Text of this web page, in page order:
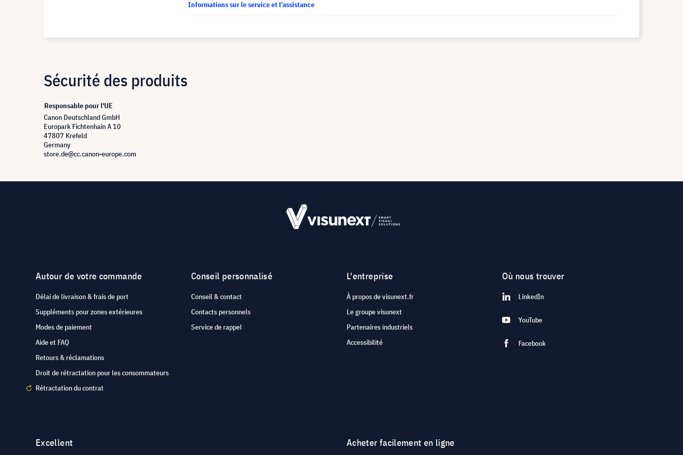
Informations sur le service et l'assistance
Sécurité des produits
Responsable pour l'UE
Canon Deutschland GmbH
Europark Fichtenhain A 10
47807 Krefeld
Germany
store.de@cc.canon-europe.com
Autour de votre commande
Délai de livraison & frais de port
Suppléments pour zones extérieures
Modes de paiement
Aide et FAQ
Retours & réclamations
Droit de rétractation pour les consommateurs
Rétractation du contrat
Conseil personnalisé
Conseil & contact
Contacts personnels
Service de rappel
L'entreprise
À propos de visunext.fr
Le groupe visunext
Partenaires industriels
Accessibilité
Où nous trouver
LinkedIn
YouTube
Facebook
Excellent Acheter facilement en ligne